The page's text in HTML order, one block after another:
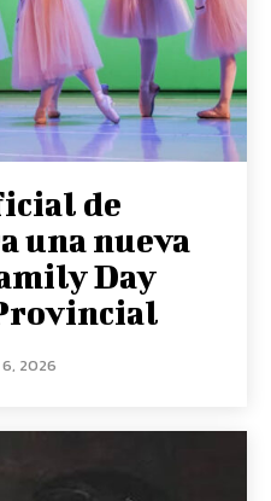
de
una nueva
Day
2026